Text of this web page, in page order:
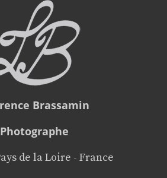
Brassamin
Photographe
de la Loire - France